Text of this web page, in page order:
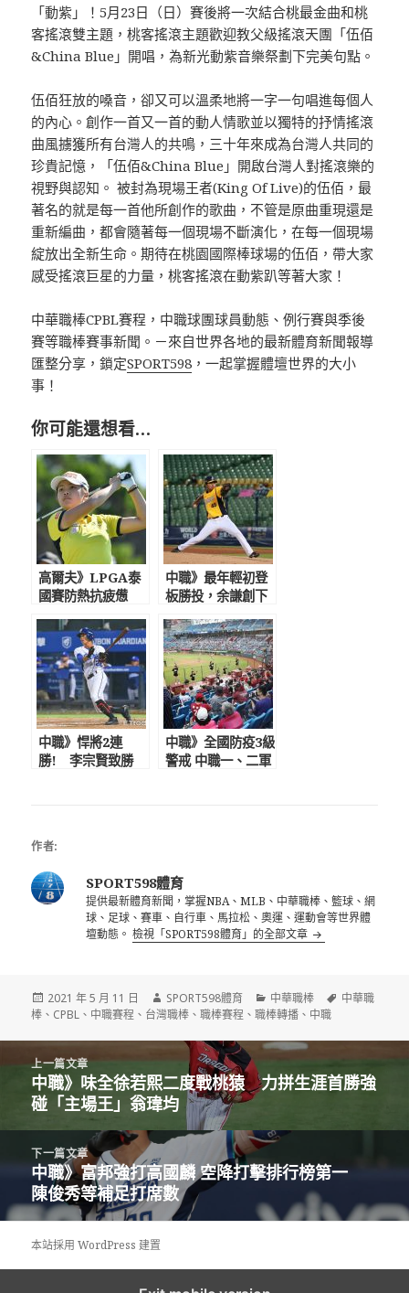
「動紫」！5月23日（日）賽後將一次結合桃最金曲和桃
客搖滾雙主題，桃客搖滾主題歡迎教父級搖滾天團「伍佰
&China Blue」開唱，為新光動紫音樂祭劃下完美句點。
伍佰狂放的嗓音，卻又可以溫柔地將一字一句唱進每個人
的內心。創作一首又一首的動人情歌並以獨特的抒情搖滾
曲風擄獲所有台灣人的共鳴，三十年來成為台灣人共同的
珍貴記憶，「伍佰&China Blue」開啟台灣人對搖滾樂的
視野與認知。 被封為現場王者(King Of Live)的伍佰，最
著名的就是每一首他所創作的歌曲，不管是原曲重現還是
重新編曲，都會隨著每一個現場不斷演化，在每一個現場
綻放出全新生命。期待在桃園國際棒球場的伍佰，帶大家
感受搖滾巨星的力量，桃客搖滾在動紫趴等著大家！
中華職棒CPBL賽程，中職球團球員動態、例行賽與季後
賽等職棒賽事新聞。－來自世界各地的最新體育新聞報導
匯整分享，鎖定SPORT598 ，一起掌握體壇世界的大小
事！
你可能還想看…
高爾夫》LPGA泰
國賽防熱抗疲憊
繳71桿暫並列第33
位
中職》最年輕初登
板勝投，余謙創下
發機會 助總給80
分好評
中職》悍將2連
勝! 李宗賢致勝
中職》全國防疫3級
警戒 中職一、二軍
作者:
SPORT598體育
提供最新體育新聞，掌握NBA、MLB、中華職棒、籃球、網
球、足球、賽車、自行車、馬拉松、奧運、運動會等世界體
壇動態。檢視「SPORT598體育」的全部文章
發
佈
期:
2021 年 5 月 11 日
作
者
SPORT598體育
分
類
中華職棒
標
中華職
棒 、 CPBL 、 中職賽程 、 台灣職棒 、職棒賽程 、職棒轉播 、 中職
上一篇文章
上
一
篇
文
章:
中職》味全徐若熙二度戰桃猿 力拼生涯首勝強
碰「主場王」翁瑋均
下一篇文章
下
一
篇
文
中職》富邦強打高國麟 空降打擊排行榜第一
陳俊秀等補足打席數
本站採用 WordPress 建置